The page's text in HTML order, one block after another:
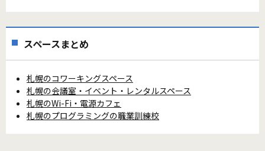
スペースまとめ
札幌のコワーキングスペース
札幌の会議室・イベント・レンタルスペース
札幌のWi-Fi・電源カフェ
札幌のプログラミングの職業訓練校